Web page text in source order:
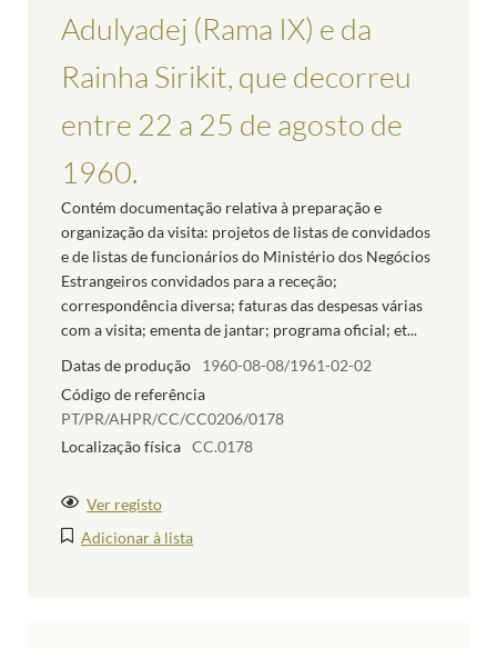
Adulyadej (Rama IX) e da
Rainha Sirikit, que decorreu
entre 22 a 25 de agosto de
1960.
Contém documentação relativa à preparação e
organização da visita: projetos de listas de convidados
e de listas de funcionários do Ministério dos Negócios
Estrangeiros convidados para a receção;
correspondência diversa; faturas das despesas várias
com a visita; ementa de jantar; programa oficial; et...
Datas de produção
1960-08-08/1961-02-02
Código de referência
PT/PR/AHPR/CC/CC0206/0178
Localização física CC.0178
Ver registo
Adicionar à lista